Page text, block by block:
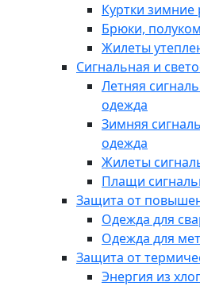
Куртки зимние
Брюки,
Жилеты
Сигнальная и
Летняя
одежда
Зимняя
одежда
Жилеты
Плащи
Защита от
Одежда для
Одежда для
Защита от
Энергия из